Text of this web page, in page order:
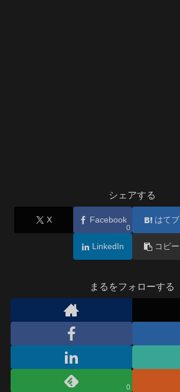
シェアする
X Facebook
0
はてブ
LinkedIn コピー
まるをフォローする
0